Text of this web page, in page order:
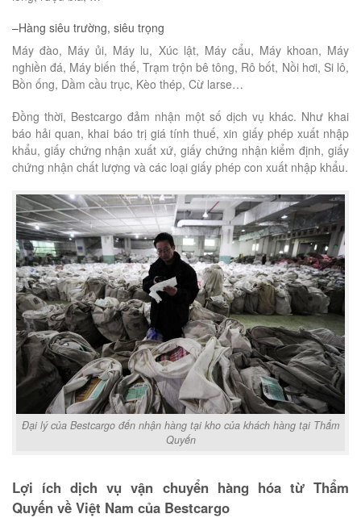
–Hàng siêu trường, siêu trọng
Máy đào, Máy ủi, Máy lu, Xúc lật, Máy cẩu, Máy khoan, Máy
nghiền đá, Máy biến thế, Trạm trộn bê tông, Rô bốt, Nồi hơi, Si lô,
Bồn ống, Dầm cầu trục, Kèo thép, Cừ larse…
Đồng thời, Bestcargo đảm nhận một số dịch vụ khác. Như khai
báo hải quan, khai báo trị giá tính thuế, xin giấy phép xuất nhập
khẩu, giấy chứng nhận xuất xứ, giấy chứng nhận kiểm định, giấy
chứng nhận chất lượng và các loại giấy phép con xuất nhập khẩu.
Đại lý của Bestcargo đến nhận hàng tại kho của khách hàng tại Thẩm
Quyến
Lợi ích dịch vụ vận chuyển hàng hóa từ Thẩm
Quyến về Việt Nam của Bestcargo